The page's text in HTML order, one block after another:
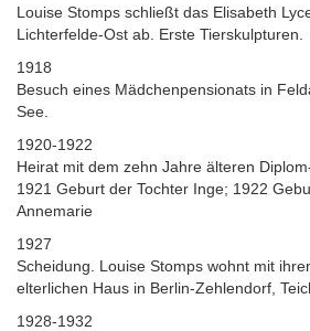
Louise Stomps schließt das Elisabeth
Lichterfelde-Ost ab. Erste Tierskulpturen.
1918
Besuch eines Mädchenpensionats in
See.
1920-1922
Heirat mit dem zehn Jahre älteren
1921 Geburt der Tochter Inge; 1922
Annemarie
1927
Scheidung. Louise Stomps wohnt mit
elterlichen Haus in Berlin-Zehlendorf,
1928-1932